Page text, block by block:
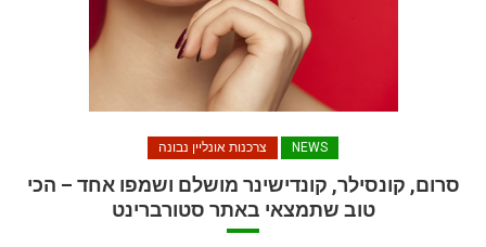
NEWS צרכנות אונליין נבונה
סרום, קונסילר, קונדישינר מושלם ושמפו אחד – הכי
טוב שתמצאי באתר סטורברינט